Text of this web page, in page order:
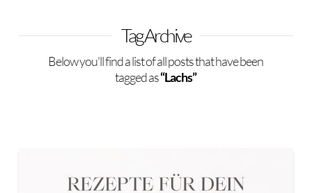
Tag Archive
Below you'll find a list of all posts that have been
tagged as“Lachs”